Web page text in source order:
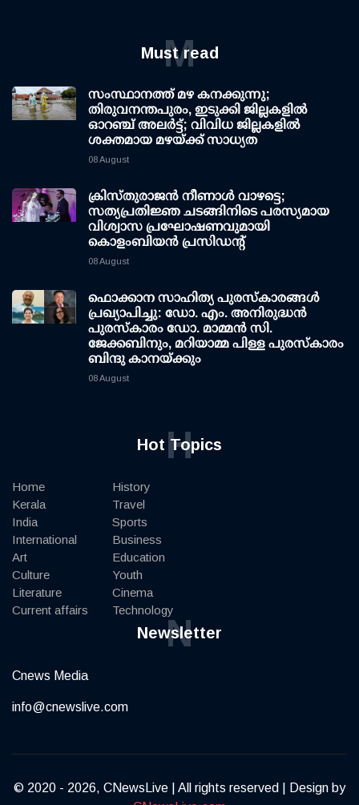
Must read
M
സംസ്ഥാനത്ത് മഴ കനക്കുന്നു;
തിരുവനന്തപുരം, ഇടുക്കി ജില്ലകളിൽ
ഓറഞ്ച് അലർട്ട്; വിവിധ ജില്ലകളിൽ
ശക്തമായ മഴയ്ക്ക് സാധ്യത
08 August
ക്രിസ്തുരാജൻ നീണാൾ വാഴട്ടെ;
സത്യപ്രതിജ്ഞ ചടങ്ങിനിടെ പരസ്യമായ
വിശ്വാസ പ്രഘോഷണവുമായി
കൊളംബിയൻ പ്രസിഡന്റ്
08 August
ഫൊക്കാന സാഹിത്യ പുരസ്‌കാരങ്ങള്‍
പ്രഖ്യാപിച്ചു: ഡോ. എം. അനിരുദ്ധന്‍
പുരസ്‌കാരം ഡോ. മാമ്മന്‍ സി.
ജേക്കബിനും, മറിയാമ്മ പിള്ള പുരസ്‌കാരം
ബിന്ദു കാനയ്ക്കും
08 August
Hot Topics
H
Home
Kerala
India
International
Art
Culture
Literature
Current affairs
History
Travel
Sports
Business
Education
Youth
Cinema
Technology
Newsletter
N
Cnews Media
info@cnewslive.com
© 2020 - 2026, CNewsLive | All rights reserved | Design by